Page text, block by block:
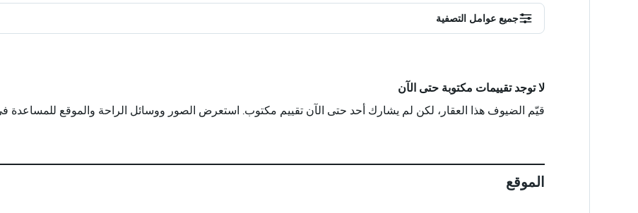
جميع عوامل التصفية
لا توجد تقييمات مكتوبة حتى الآن
قيّم الضيوف هذا العقار، لكن لم يشارك أحد حتى الآن تقييم مكتوب. استعرض الصور ووسائل الراحة والموقع للمساعدة
الموقع